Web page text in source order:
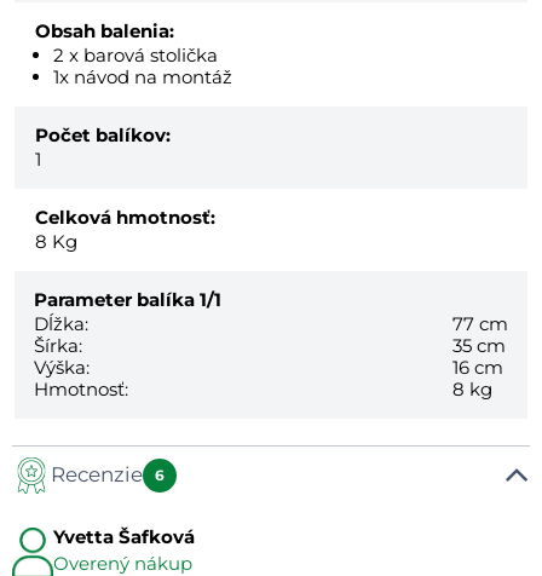
Obsah balenia:
2 x barová stolička
1x návod na montáž
Počet balíkov:
1
Celková hmotnosť:
8 Kg
Parameter balíka 1/1
Dĺžka:
77 cm
Šírka:
35 cm
Výška:
16 cm
Hmotnosť:
8 kg
Recenzie 6
Yvetta Šafková
Overený nákup